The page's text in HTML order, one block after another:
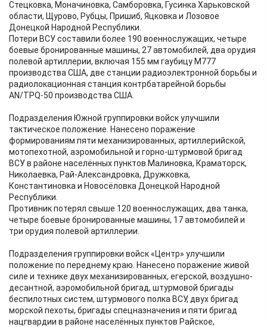
Стецковка, Моначиновка, Самборовка, Гусинка Харьковской
области, Щурово, Рубцы, Пришиб, Яцковка и Лозовое
Донецкой Народной Республики.
Потери ВСУ составили более 190 военнослужащих, четыре
боевые бронированные машины, 27 автомобилей, два орудия
полевой артиллерии, включая 155 мм гаубицу М777
производства США, две станции радиоэлектронной борьбы и
радиолокационная станция контрбатарейной борьбы
AN/TPQ-50 производства США.
Подразделения Южной группировки войск улучшили
тактическое положение. Нанесено поражение
формированиям пяти механизированных, артиллерийской,
мотопехотной, аэромобильной и горно-штурмовой бригад
ВСУ в районе населённых пунктов Малиновка, Краматорск,
Николаевка, Рай-Александровка, Дружковка,
Константиновка и Новосёловка Донецкой Народной
Республики.
Противник потерял свыше 120 военнослужащих, два танка,
четыре боевые бронированные машины, 17 автомобилей и
три орудия полевой артиллерии.
Подразделения группировки войск «Центр» улучшили
положение по переднему краю. Нанесено поражение живой
силе и технике двух механизированных, егерской, воздушно-
десантной, аэромобильной бригад, штурмовой бригады
беспилотных систем, штурмового полка ВСУ, двух бригад
морской пехоты, бригады спецназначения и пяти бригад
нацгвардии в районе населённых пунктов Райское,